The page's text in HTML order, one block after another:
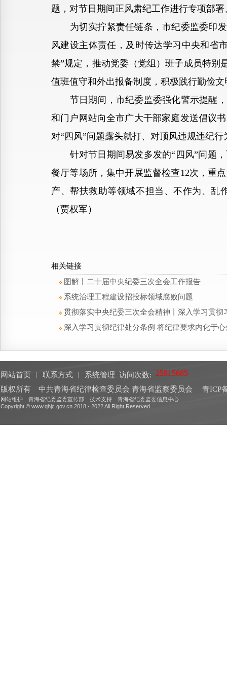
题，对节日期间正风肃纪工作进行专项部
为切实拧紧责任链条，市纪委监委印发
风建设主体责任，及时传达学习中央和省
禁”规定，推动党委（党组）班子成员特别
值班值守和外出报备制度，积极践行勤俭
节日期间，市纪委监委强化警示提醒，
和门户网站向全市广大干部家庭发送倡议
对“四风”问题露头就打、对顶风违规违纪
针对节日期间易发多发的“四风”问题，
餐厅等场所，集中开展监督检查12次，重
产、帮扶救助等领域不担当、不作为、乱
（贾权军）
相关链接
图解丨二十届中央纪委三次全会工作报告
系统治理工程建设招投标领域腐败问题
贯彻落实中央纪委三次全会精神丨深入学习贯
深入学习贯彻纪律处分条例 将纪律要求内化于
网站首页 联系方式 系统管理 访问次数:
版权所有 中共青海省纪律检查委员会 青海省监察委员会
青ICP
网站维护 青海省纪委监委宣传部 技术支持 青海省纪委监委信息中心
Copyright © www.qhjc.gov.cn 2018 - 2022 All Right Reserved